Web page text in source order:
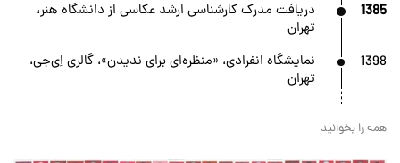
1385
دریافت مدرک کارشناسی ارشد عکاسی از دانشگاه هنر،
تهران
1398
نمایشگاه انفرادی، «منظره‌ای برای ندیدن»، گالری اِی‌جی،
تهران
همه را بخوانید